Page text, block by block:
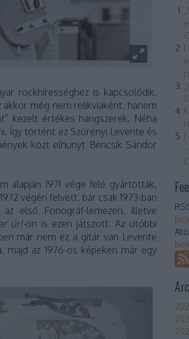
rockhírességhez is kapcsolódik,
még nem relikviaként, hanem
kezelt értékes hangszerek. Néha
Így történt ez Szörényi Levente és
közt elhunyt Bencsik Sándor
alapján 1971 vége felé gyártották,
végén felvett, bár csak 1973-ban
első Fonográf-lemezen, illetve
úr!-on is ezen játszott. Az utóbbi
már nem ez a gitár van Levente
majd az 1976-os képeken már egy